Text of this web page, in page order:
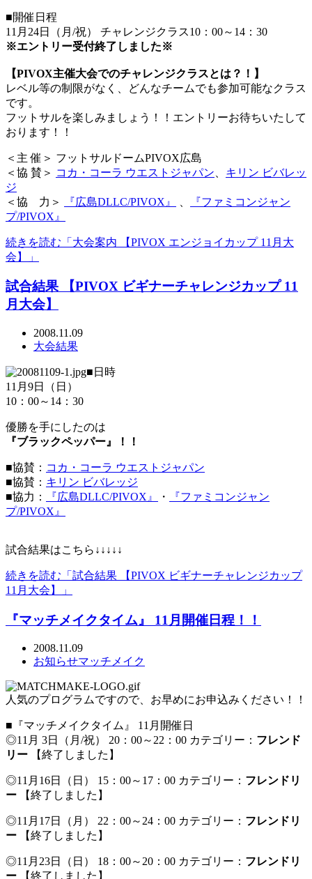
■開催日程
11月24日（月/祝） チャレンジクラス10：00～14：30
※エントリー受付終了しました※
【PIVOX主催大会でのチャレンジクラスとは？！】
レベル等の制限がなく、どんなチームでも参加可能なクラス
です。
フットサルを楽しみましょう！！エントリーお待ちいたして
おります！！
＜主 催＞ フットサルドームPIVOX広島
＜協 賛＞ コカ・コーラ ウエストジャパン
キリン ビバレッ
ジ
＜協 力＞
『広島DLLC/PIVOX』
『ファミコンジャン
プ/PIVOX』
続きを読む「大会案内 【PIVOX エンジョイカップ 11月大
会】」
試合結果 【PIVOX ビギナーチャレンジカップ 11
月大会】
2008.11.09
大会結果
■日時
11月9日（日）
10：00～14：30
優勝を手にしたのは
『ブラックペッパー』！！
■協賛： コカ・コーラ ウエストジャパン
■協賛： キリン ビバレッジ
■協力：
『広島DLLC/PIVOX』 ・
『ファミコンジャン
プ/PIVOX』
試合結果はこちら↓↓↓↓↓
続きを読む「試合結果 【PIVOX ビギナーチャレンジカップ
11月大会】」
『マッチメイクタイム』 11月開催日程！！
2008.11.09
お知らせマッチメイク
人気のプログラムですので、お早めにお申込みください！！
■『マッチメイクタイム』 11月開催日
◎11月 3日（月/祝） 20：00～22：00 カテゴリー： フレンド
リー 【終了しました】
◎11月16日（日） 15：00～17：00 カテゴリー： フレンドリ
ー 【終了しました】
◎11月17日（月） 22：00～24：00 カテゴリー： フレンドリ
ー 【終了しました】
◎11月23日（日） 18：00～20：00 カテゴリー： フレンドリ
ー 【終了しました】